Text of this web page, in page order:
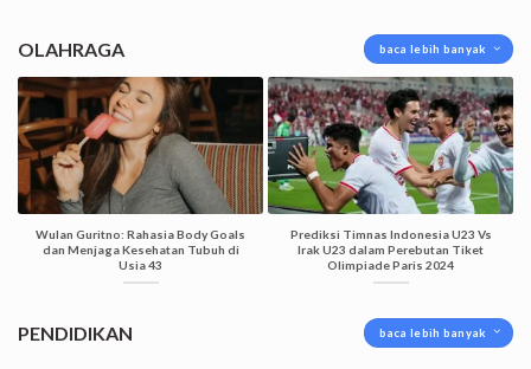
OLAHRAGA baca lebih banyak
Wulan Guritno: Rahasia Body Goals
dan Menjaga Kesehatan Tubuh di
Usia 43
Prediksi Timnas Indonesia U23 Vs
Irak U23 dalam Perebutan Tiket
Olimpiade Paris 2024
PENDIDIKAN baca lebih banyak